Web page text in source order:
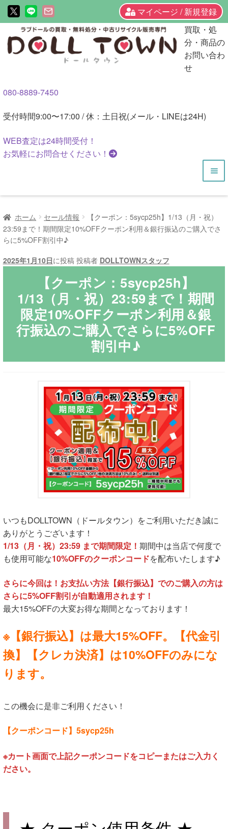
マイページ / 新規登録
ビ
ゲ
ョ
へ
キ
ッ
ン
テ
へ
キ
プ
買取・処
分・商品の
お問い合わ
せ
080-8889-7450
受付時間9:00〜17:00 / 休：土日祝(メール・LINEは24H)
WEB査定は24時間受付！
お気軽にお問合せください！
HOME
商品一覧
ラブドール買取・処分
メ
ニ
ュ
ー
展
無料引き取り
よくあるご質問
お問い合わせ
ホーム セール情報
【クーポン：5sycp25h】1/13（月・祝）
23:59まで！期間限定10%OFFクーポン利用＆銀行振込のご購入でさ
らに5%OFF割引中♪
2025年1月10日に投稿 投稿者 DOLLTOWNスタッフ
【クーポン：5sycp25h】
1/13（月・祝）23:59まで！期間
限定10%OFFクーポン利用＆銀
行振込のご購入でさらに5%OFF
割引中♪
いつもDOLLTOWN（ドールタウン）をご利用いただき誠に
ありがとうございます！
1/13（月・祝）23:59 まで期間限定！ 期間中は当店で何度で
も使用可能な10%OFFのクーポンコードを配布いたします♪
さらに今回は！お支払い方法【銀行振込】でのご購入の方は
さらに5%OFF割引が自動適用されます！
最大15%OFFの大変お得な期間となっております！
※【銀行振込】は最大15%OFF。【代金引
換】【クレカ決済】は10%OFFのみにな
ります。
この機会に是非ご利用ください！
【クーポンコード】5sycp25h
※カート画面で上記クーポンコードをコピーまたはご入力く
ださい。